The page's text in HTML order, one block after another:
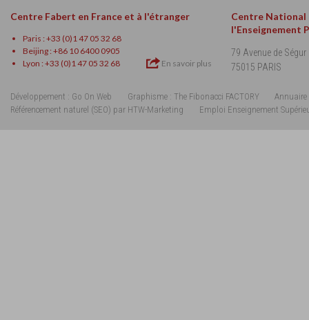
Centre Fabert en France et à l'étranger
Paris : +33 (0)1 47 05 32 68
Beijing : +86 10 6400 0905
Lyon : +33 (0)1 47 05 32 68
En savoir plus
Centre National
l'Enseignement
79 Avenue de Ségur
75015 PARIS
Développement : Go On Web Graphisme : The Fibonacci FACTORY
Annuaire
Référencement naturel (SEO) par HTW-Marketing
Emploi Enseignement